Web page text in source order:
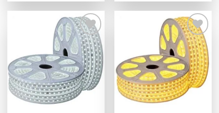
Add to
wishlist
Add to
wishlist